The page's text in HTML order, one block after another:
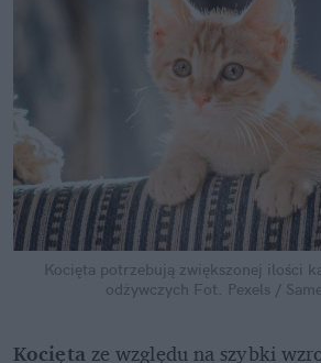
Kocięta potrzebują zwiększonej ilości
odżywczych Fot. Pexels /
Kocięta ze względu na szybki